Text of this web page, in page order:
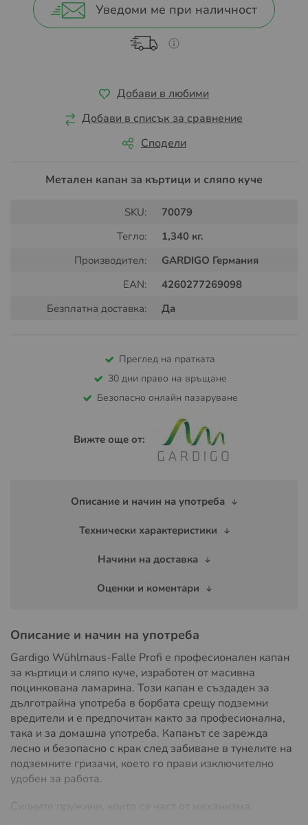
Уведоми ме при наличност
Добави в любими
Добави в списък за сравнение
Сподели
Метален капан за къртици и сляпо куче
SKU:
70079
Тегло:
1,340 кг.
Производител:
GARDIGO Германия
EAN:
4260277269098
Безплатна доставка:
Да
Преглед на пратката
30 дни право на връщане
Безопасно онлайн пазаруване
Вижте още от:
Описание и начин на употреба
Технически характеристики
Начини на доставка
Оценки и коментари
Описание и начин на употреба
Gardigo Wühlmaus-Falle Profi е професионален капан
за къртици и сляпо куче, изработен от масивна
поцинкована ламарина. Този капан е създаден за
дълготрайна употреба в борбата срещу подземни
вредители и е предпочитан както за професионална,
така и за домашна употреба. Капанът се зарежда
лесно и безопасно с крак след забиване в тунелите на
подземните гризачи, което го прави изключително
удобен за работа.